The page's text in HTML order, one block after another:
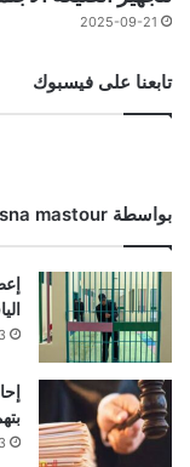
2025-09-21
تابعنا على فيسبوك
بواسطة hasna mastour